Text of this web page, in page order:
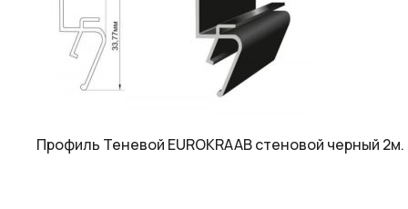
Профиль Теневой EUROKRAAB стеновой черный 2м.